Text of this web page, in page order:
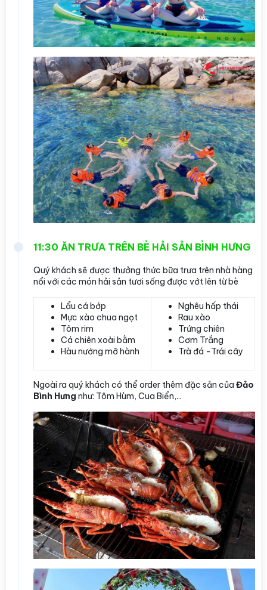
11:30 ĂN TRƯA TRÊN BÈ HẢI SẢN BÌNH HƯNG
Quý khách sẽ được thưởng thức bữa trưa trên nhà hàng
nổi với các món hải sản tươi sống được vớt lên từ bè
Lẩu cá bớp
Mực xào chua ngọt
Tôm rim
Cá chiên xoài bằm
Hàu nướng mỡ hành
Nghêu hấp thái
Rau xào
Trứng chiên
Cơm Trắng
Trà đá -Trái cây
Ngoài ra quý khách có thể order thêm đặc sản của Đảo
Bình Hưng như: Tôm Hùm, Cua Biển,...